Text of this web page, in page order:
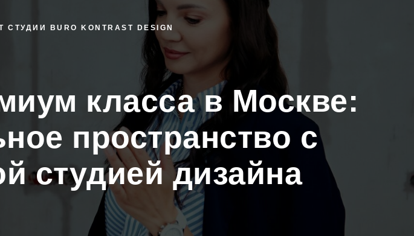
BURO KONTRAST DESIGN
класса в Москве:
пространство с
студией дизайна